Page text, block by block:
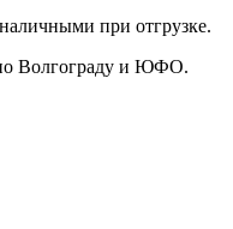
при отгрузке.
Волгограду и ЮФО.